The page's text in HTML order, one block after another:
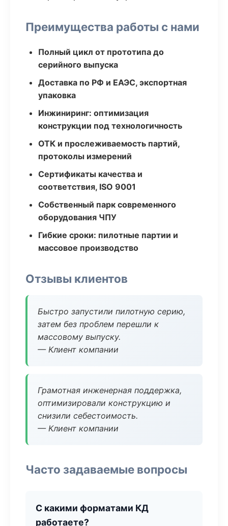
Преимущества работы с нами
Полный цикл от прототипа до
серийного выпуска
Доставка по РФ и ЕАЭС, экспортная
упаковка
Инжиниринг: оптимизация
конструкции под технологичность
ОТК и прослеживаемость партий,
протоколы измерений
Сертификаты качества и
соответствия, ISO 9001
Собственный парк современного
оборудования ЧПУ
Гибкие сроки: пилотные партии и
массовое производство
Отзывы клиентов
Быстро запустили пилотную серию,
затем без проблем перешли к
массовому выпуску.
— Клиент компании
Грамотная инженерная поддержка,
оптимизировали конструкцию и
снизили себестоимость.
— Клиент компании
Часто задаваемые вопросы
С какими форматами КД
работаете?